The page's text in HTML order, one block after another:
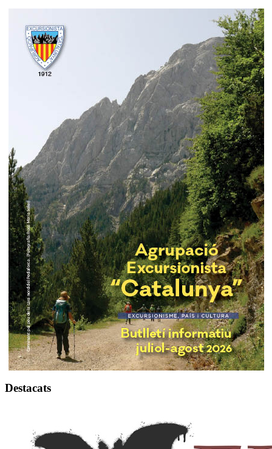
Destacats